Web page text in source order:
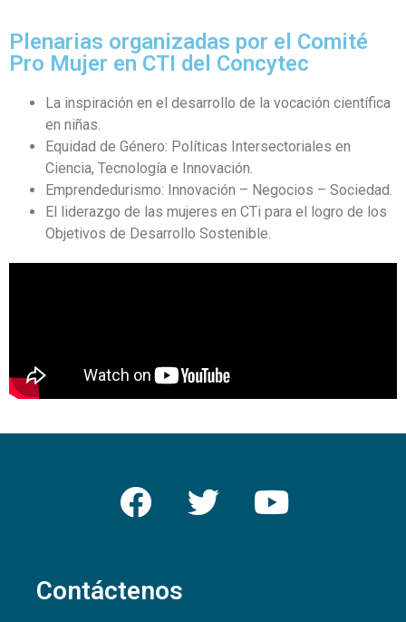
Plenarias organizadas por el Comité
Pro Mujer en CTI del Concytec
La inspiración en el desarrollo de la vocación científica
en niñas.
Equidad de Género: Políticas Intersectoriales en
Ciencia, Tecnología e Innovación.
Emprendedurismo: Innovación – Negocios – Sociedad.
El liderazgo de las mujeres en CTi para el logro de los
Objetivos de Desarrollo Sostenible.
Contáctenos